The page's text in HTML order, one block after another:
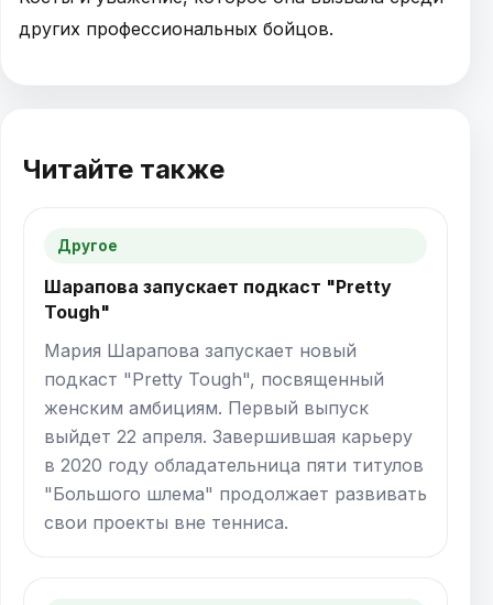
других профессиональных бойцов.
Читайте также
Другое
Шарапова запускает подкаст "Pretty
Tough"
Мария Шарапова запускает новый
подкаст "Pretty Tough", посвященный
женским амбициям. Первый выпуск
выйдет 22 апреля. Завершившая карьеру
в 2020 году обладательница пяти титулов
"Большого шлема" продолжает развивать
свои проекты вне тенниса.